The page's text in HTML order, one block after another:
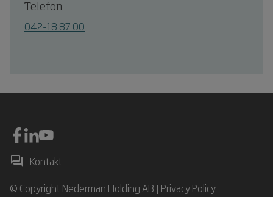
Telefon
042-18 87 00
Kontakt
© Copyright Nederman Holding AB | Privacy Policy